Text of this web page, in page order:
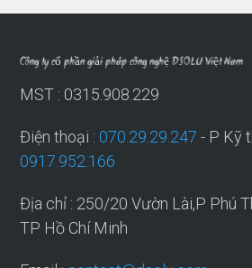
Công ty cổ phần giải pháp công nghệ DSOLU Việt Nam
MST : 0315.908.229
Điện thoại : 070.29.29.247 - P Kỹ
0917.952.166
Địa chỉ : 250/20 Vườn Lài,P Phú
TP Hồ Chí Minh